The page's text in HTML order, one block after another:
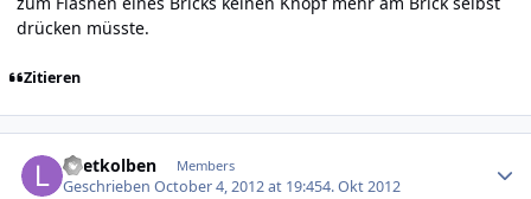
drücken müsste.
Zitieren
Loetkolben Members
GeschriebenOctober 4, 2012 at 19:454. Okt 2012